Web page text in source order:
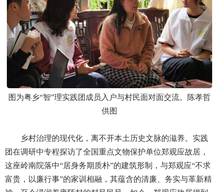
图为粤乡“智”理实践团成员入户与村民面对面交流。陈孝哲
供图
乡村治理的现代化，离不开本土历史文脉的滋养。实践
团在调研中专程探访了全国重点文物保护单位郑观应故居，
这座岭南院落中“居身务期质朴”的建筑形制，与郑观应“不求
富贵，以廉行事”的家训相融，其蕴含的清廉、务实与革新精